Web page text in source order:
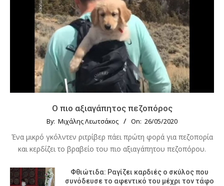
Ο πιο αξιαγάπητος πεζοπόρος
By: Μιχάλης Λεωτσάκος On: 26/05/2020
Ένα μικρό γκόλντεν ριτρίβερ πάει πρώτη φορά για πεζοπορία
και κερδίζει το βραβείο του πιο αξιαγάπητου πεζοπόρου.
Φθιώτιδα: Ραγίζει καρδιές ο σκύλος που
συνόδευσε το αφεντικό του μέχρι τον τάφο